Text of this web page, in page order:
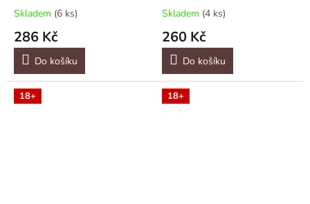
Skladem (6 ks)
286 Kč
Do košíku
Skladem (4 ks)
260 Kč
Do košíku
18+ 18+